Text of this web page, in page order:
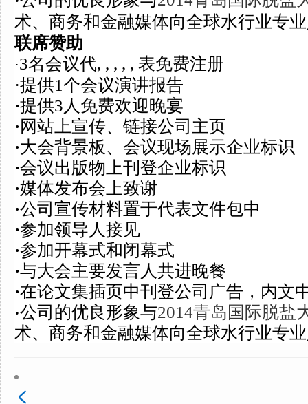
术、商务和金融媒体向全球水行业专
联席赞助
·3名会议代, , , , , 表免费注册
·提供1个会议演讲报告
·提供3 人免费欢迎晚宴
· 网站上宣传、链接公司主页
·大会背景板、会议现场展示企业标识
·会议出版物上刊登企业标识
·媒体发布会上致谢
·公司宣传材料置于代表文件包中
·参加领导人接见
·参加开幕式和闭幕式
·与大会主要发言人共进晚餐
·在论文集插页中刊登公司广告，内文
·公司的优良形象与2014青岛国际脱盐
术、商务和金融媒体向全球水行业专